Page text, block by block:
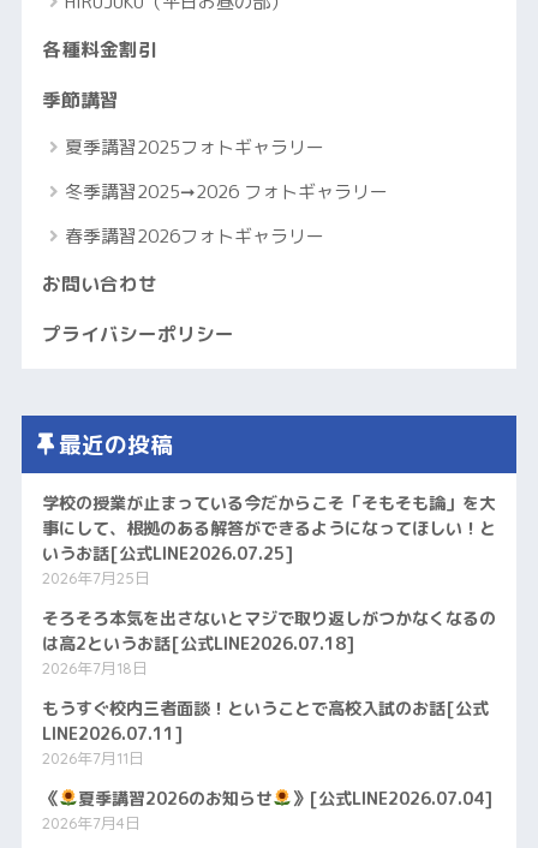
各種料金割引
季節講習
夏季講習2025フォトギャラリー
冬季講習2025➞2026 フォトギャラリー
春季講習2026フォトギャラリー
お問い合わせ
プライバシーポリシー
最近の投稿
学校の授業が止まっている今だからこそ「そもそも論」を大
事にして、根拠のある解答ができるようになってほしい！と
いうお話[公式LINE2026.07.25]
2026年7月25日
そろそろ本気を出さないとマジで取り返しがつかなくなるの
は高2というお話[公式LINE2026.07.18]
2026年7月18日
もうすぐ校内三者面談！ということで高校入試のお話[公式
LINE2026.07.11]
2026年7月11日
《 夏季講習2026のお知らせ 》[公式LINE2026.07.04]
2026年7月4日